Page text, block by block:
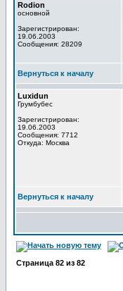
Rodion
основной
Зарегистрирован:
19.06.2003
Сообщения: 28209
Вернуться к началу
Luxidun
Грумбубес
Зарегистрирован:
19.06.2003
Сообщения: 7712
Откуда: Москва
Вернуться к началу
Страница 82 из 82